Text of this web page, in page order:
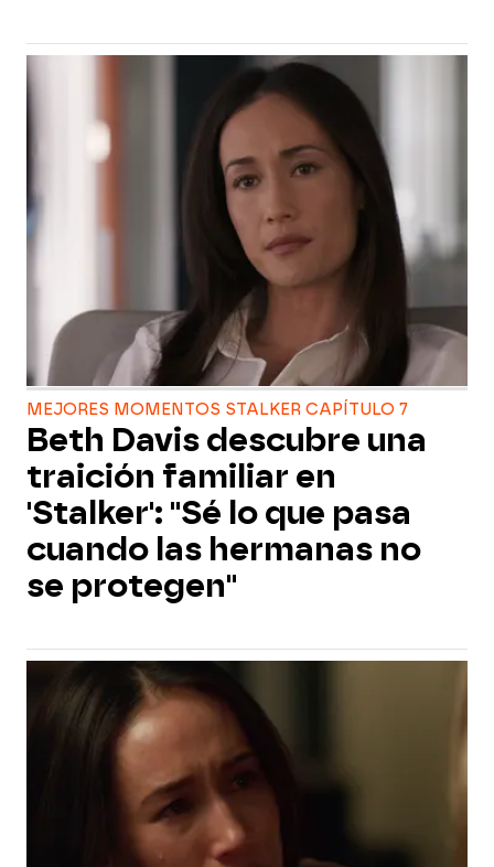
MEJORES MOMENTOS STALKER CAPÍTULO 7
Beth Davis descubre una
traición familiar en
'Stalker': "Sé lo que pasa
cuando las hermanas no
se protegen"